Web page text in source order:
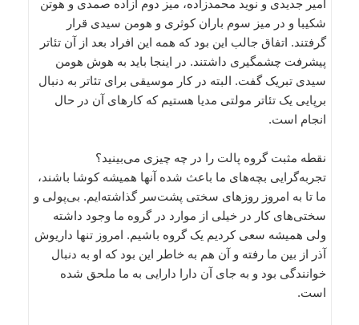
امیر جدیدی و نوید محمدزاده، میز دوم آزاده صمدی و هوتن
شکیبا و در میز سوم باران کوثری و هومن سیدی قرار
گرفتند. اتفاق جالب این بود که همه این افراد بعد از آن تئاتر
پیشرفت چشمگیری داشتند. در اینجا باید به هوش هومن
سیدی تبریک گفت. البته در کار موسیقی برای تئاتر به دنبال
برپایی یک تئاتر مولتی مدیا هستیم که کارهای آن در حال
انجام است.
نقطه مثبت گروه پالت را در چه چیزی می‌بینید؟
تجربه‌گرایی بچه‌های ما باعث شده آنها همیشه کوشا باشند،
ما تا به امروز روزهای سختی پشت‌سر گذاشته‌ایم. بی‌پولی و
سختی‌های کار در خیلی از موارد در گروه ما وجود داشته
ولی همیشه سعی کردیم یک گروه باشیم. امروز تنها داریوش
آذر از بین ما رفته و آن هم به خاطر این بود که او به دنبال
خوانندگی بود و به جای آن دارا دارایی به ما ملحق شده
است.